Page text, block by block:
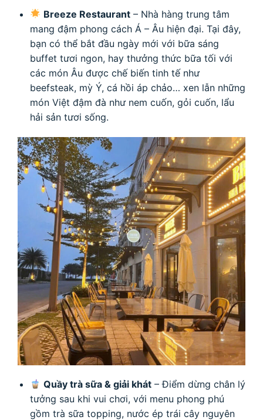
Breeze Restaurant – Nhà hàng trung tâm
mang đậm phong cách Á – Âu hiện đại. Tại đây,
bạn có thể bắt đầu ngày mới với bữa sáng
buffet tươi ngon, hay thưởng thức bữa tối với
các món Âu được chế biến tinh tế như
beefsteak, mỳ Ý, cá hồi áp chảo… xen lẫn những
món Việt đậm đà như nem cuốn, gỏi cuốn, lẩu
hải sản tươi sống.
Quầy trà sữa & giải khát – Điểm dừng chân lý
tưởng sau khi vui chơi, với menu phong phú
gồm trà sữa topping, nước ép trái cây nguyên